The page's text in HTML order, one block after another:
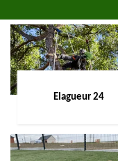
Elagueur 24